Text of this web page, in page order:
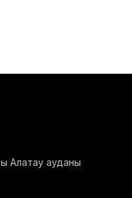
Алатау ауданы